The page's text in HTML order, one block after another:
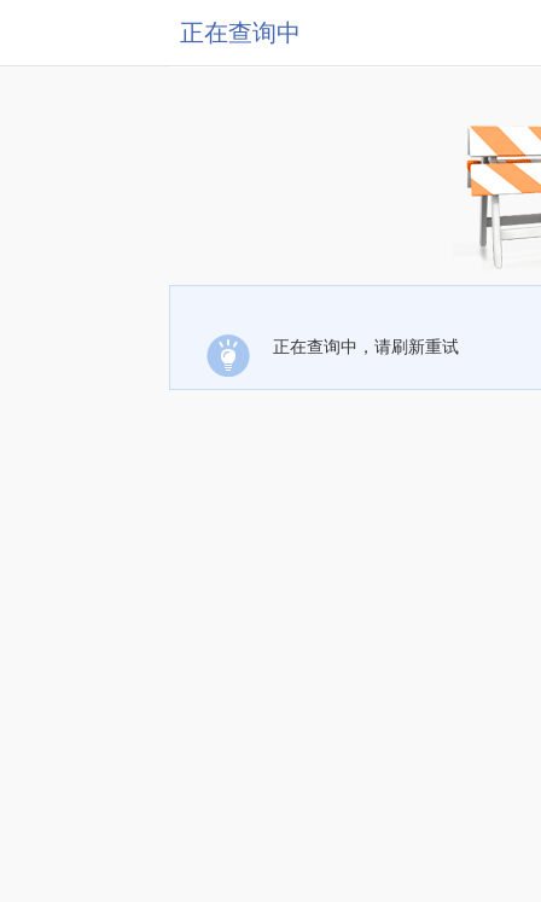
正在查询中
正在查询中，请刷新重试